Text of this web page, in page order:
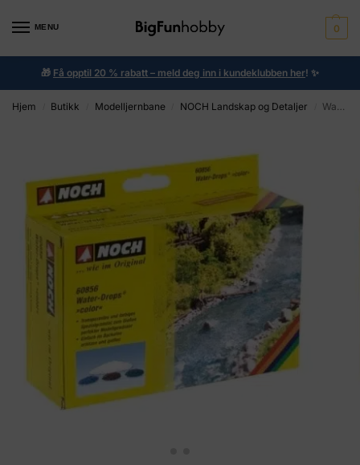
MENU 0
🎁 Få opptil 20 % rabatt – meld deg inn i kundeklubben her! ✨
Hjem Butikk Modelljernbane NOCH Landskap og Detaljer Water Drops